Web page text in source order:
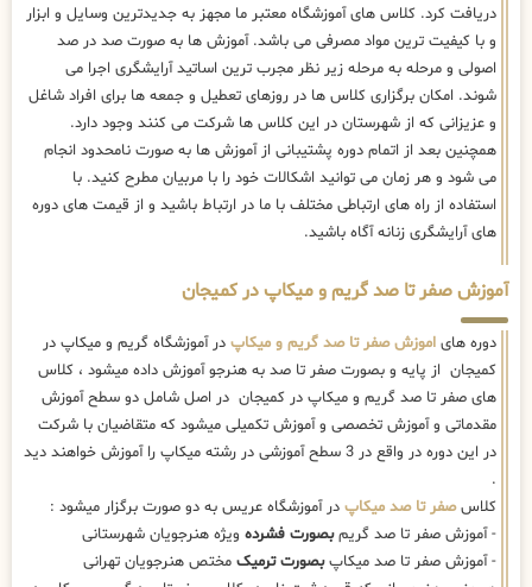
دریافت کرد. کلاس های آموزشگاه معتبر ما مجهز به جدیدترین وسایل و ابزار
و با کیفیت ترین مواد مصرفی می باشد. آموزش ها به صورت صد در صد
اصولی و مرحله به مرحله زیر نظر مجرب ترین اساتید آرایشگری اجرا می
شوند. امکان برگزاری کلاس ها در روزهای تعطیل و جمعه ها برای افراد شاغل
و عزیزانی که از شهرستان در این کلاس ها شرکت می کنند وجود دارد.
همچنین بعد از اتمام دوره پشتیبانی از آموزش ها به صورت نامحدود انجام
می شود و هر زمان می توانید اشکالات خود را با مربیان مطرح کنید. با
استفاده از راه های ارتباطی مختلف با ما در ارتباط باشید و از قیمت های دوره
های آرایشگری زنانه آگاه باشید.
آموزش صفر تا صد گریم و میکاپ در کمیجان
دوره های اموزش صفر تا صد گریم و میکاپ در آموزشگاه گریم و میکاپ در
کمیجان از پایه و بصورت صفر تا صد به هنرجو آموزش داده میشود ، کلاس
های صفر تا صد گریم و میکاپ در کمیجان در اصل شامل دو سطح آموزش
مقدماتی و آموزش تخصصی و آموزش تکمیلی میشود که متقاضیان با شرکت
در این دوره در واقع در 3 سطح آموزشی در رشته میکاپ را آموزش خواهند دید
.
کلاسصفر تا صد میکاپ در آموزشگاه عریس به دو صورت برگزار میشود :
- آموزش صفر تا صد گریمبصورت فشرده ویژه هنرجویان شهرستانی
- آموزش صفر تا صد میکاپبصورت ترمیک مختص هنرجویان تهرانی